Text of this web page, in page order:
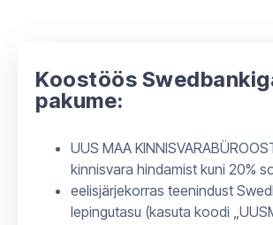
Koostöös
pakume:
UUS MAA
kinnisvara hindamist kuni 20%
eelisjärjekorras teenindust
lepingutasu (kasuta koodi